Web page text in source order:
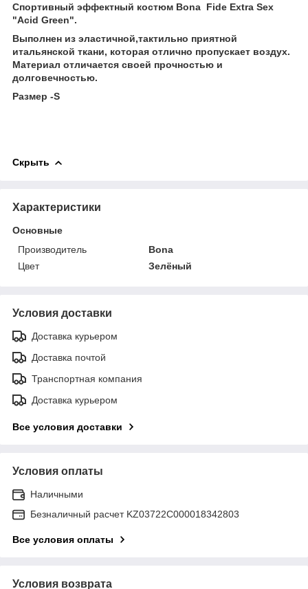
Спортивный эффектный костюм Bona Fide Extra Sex
"Acid Green".
Выполнен из эластичной,тактильно приятной
итальянской ткани, которая отлично пропускает воздух.
Материал отличается своей прочностью и
долговечностью.
Размер -S
Скрыть
Характеристики
Основные
Производитель
Bona
Цвет
Зелёный
Условия доставки
Доставка курьером
Доставка почтой
Транспортная компания
Доставка курьером
Все условия доставки
Условия оплаты
Наличными
Безналичный расчет KZ03722C000018342803
Все условия оплаты
Условия возврата